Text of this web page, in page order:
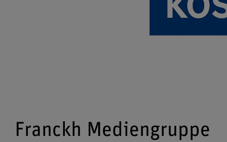
Franckh Mediengruppe